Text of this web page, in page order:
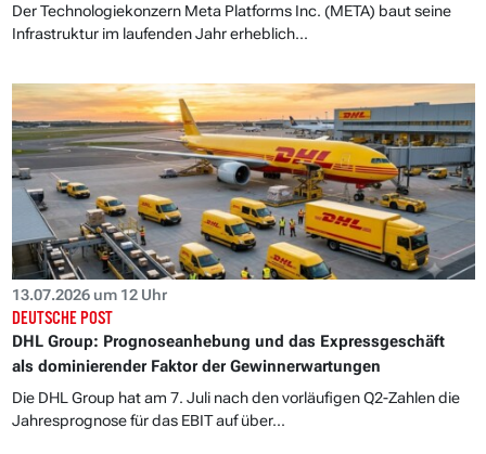
Der Technologiekonzern Meta Platforms Inc. (META) baut seine
Infrastruktur im laufenden Jahr erheblich...
13.07.2026 um 12 Uhr
DEUTSCHE POST
DHL Group: Prognoseanhebung und das Expressgeschäft
als dominierender Faktor der Gewinnerwartungen
Die DHL Group hat am 7. Juli nach den vorläufigen Q2-Zahlen die
Jahresprognose für das EBIT auf über...